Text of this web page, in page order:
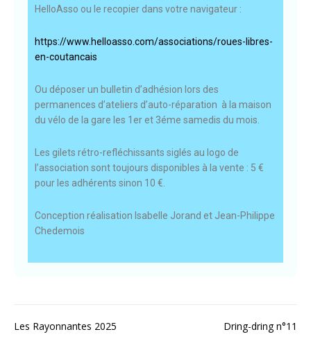
HelloAsso ou le recopier dans votre navigateur :
https://www.helloasso.com/associations/roues-libres-
en-coutancais
Ou déposer un bulletin d’adhésion lors des
permanences d’ateliers d’auto-réparation à la maison
du vélo de la gare les 1er et 3éme samedis du mois.
Les gilets rétro-refléchissants siglés au logo de
l’association sont toujours disponibles à la vente : 5 €
pour les adhérents sinon 10 €.
Conception réalisation Isabelle Jorand et Jean-Philippe
Chedemois
Les Rayonnantes 2025 Dring-dring n°11